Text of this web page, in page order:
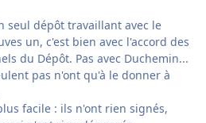
seul dépôt travaillant avec le
un, c'est bien avec l'accord des
du Dépôt. Pas avec Duchemin...
pas n'ont qu'à le donner à
facile : ils n'ont rien signés,